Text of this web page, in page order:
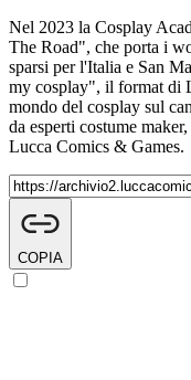
Nel 2023 la Cosplay
The Road", che porta i
sparsi per l'Italia e San
my cosplay", il format di
mondo del cosplay sul
da esperti costume
Lucca Comics & Games.
COPIA